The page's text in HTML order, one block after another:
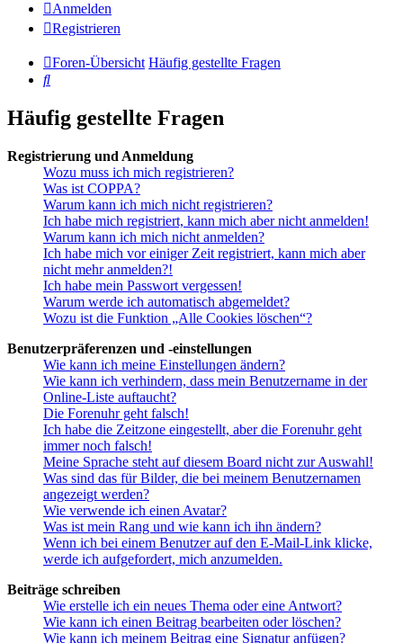
Anmelden
Registrieren
Foren-Übersicht Häufig gestellte Fragen
Suche
Häufig gestellte Fragen
Registrierung und Anmeldung
Wozu muss ich mich registrieren?
Was ist COPPA?
Warum kann ich mich nicht registrieren?
Ich habe mich registriert, kann mich aber nicht anmelden!
Warum kann ich mich nicht anmelden?
Ich habe mich vor einiger Zeit registriert, kann mich aber
nicht mehr anmelden?!
Ich habe mein Passwort vergessen!
Warum werde ich automatisch abgemeldet?
Wozu ist die Funktion „Alle Cookies löschen“?
Benutzerpräferenzen und -einstellungen
Wie kann ich meine Einstellungen ändern?
Wie kann ich verhindern, dass mein Benutzername in der
Online-Liste auftaucht?
Die Forenuhr geht falsch!
Ich habe die Zeitzone eingestellt, aber die Forenuhr geht
immer noch falsch!
Meine Sprache steht auf diesem Board nicht zur Auswahl!
Was sind das für Bilder, die bei meinem Benutzernamen
angezeigt werden?
Wie verwende ich einen Avatar?
Was ist mein Rang und wie kann ich ihn ändern?
Wenn ich bei einem Benutzer auf den E-Mail-Link klicke,
werde ich aufgefordert, mich anzumelden.
Beiträge schreiben
Wie erstelle ich ein neues Thema oder eine Antwort?
Wie kann ich einen Beitrag bearbeiten oder löschen?
Wie kann ich meinem Beitrag eine Signatur anfügen?